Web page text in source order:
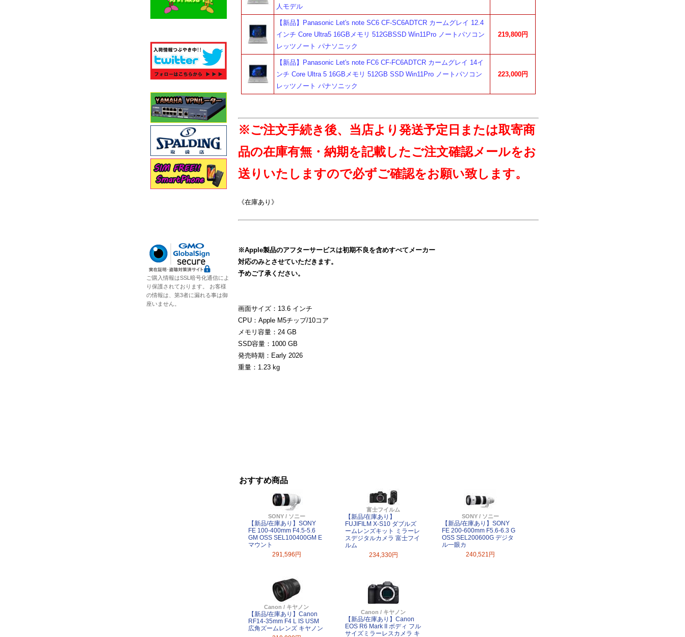
人モデル
【新品】Panasonic Let's note SC6 CF-SC6ADTCR カームグレイ 12.4
インチ Core Ultra5 16GBメモリ 512GBSSD Win11Pro ノートパソコン
レッツノート パナソニック
219,800円
【新品】Panasonic Let's note FC6 CF-FC6ADTCR カームグレイ 14イ
ンチ Core Ultra 5 16GBメモリ 512GB SSD Win11Pro ノートパソコン
レッツノート パナソニック
223,000円
※ご注文手続き後、当店より発送予定日または取寄商
品の在庫有無・納期を記載したご注文確認メールをお
送りいたしますので必ずご確認をお願い致します。
《在庫あり》
※Apple製品のアフターサービスは初期不良を含めすべてメーカー
対応のみとさせていただきます。
予めご了承ください。
画面サイズ：13.6 インチ
CPU：Apple M5チップ/10コア
メモリ容量：24 GB
SSD容量：1000 GB
発売時期：Early 2026
重量：1.23 kg
おすすめ商品
SONY / ソニー
【新品/在庫あり】SONY
FE 100-400mm F4.5-5.6
GM OSS SEL100400GM E
マウント
291,596円
富士フイルム
【新品/在庫あり】
FUJIFILM X-S10 ダブルズ
ームレンズキット ミラーレ
スデジタルカメラ 富士フイ
ルム
234,330円
SONY / ソニー
【新品/在庫あり】SONY
FE 200-600mm F5.6-6.3 G
OSS SEL200600G デジタ
ル一眼カ
240,521円
Canon / キヤノン
【新品/在庫あり】Canon
RF14-35mm F4 L IS USM
広角ズームレンズ キヤノン
Canon / キヤノン
【新品/在庫あり】Canon
EOS R6 Mark II ボディ フル
サイズミラーレスカメラ キ
ご購入情報はSSL暗号化通信によ
り保護されております。 お客様
の情報は、第3者に漏れる事は御
座いません。